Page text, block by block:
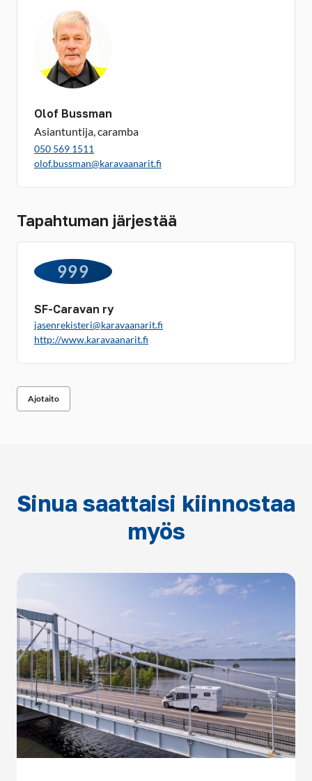
Olof Bussman
Asiantuntija, caramba
050 569 1511
olof.bussman@karavaanarit.fi
Tapahtuman järjestää
999
SF-Caravan ry
jasenrekisteri@karavaanarit.fi
http://www.karavaanarit.fi
Ajotaito
Sinua saattaisi kiinnostaa
myös